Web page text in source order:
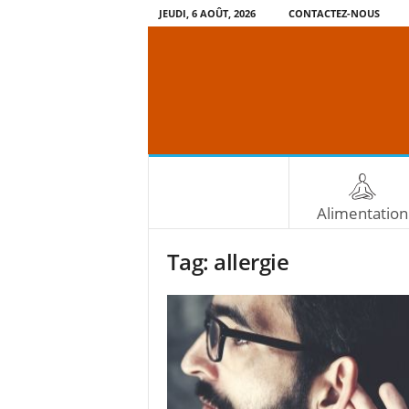
JEUDI, 6 AOÛT, 2026 CONTACTEZ-NOUS
Alimentation
Tag: allergie